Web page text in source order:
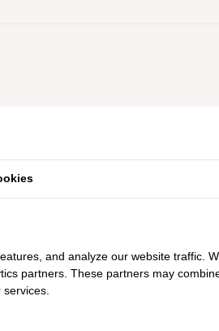
and analyze our website traffic.
partners. These partners may